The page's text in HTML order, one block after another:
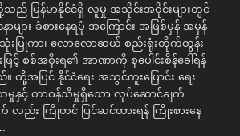
မြန်မာနိုင်ငံရှိ လူမှု အသိုင်းအဝိုင်းများတွင်
များ ခံစားနေရပုံ အကြောင်း အဖြစ်မှန် အမှန်
သုံးပြုကာ၊ လောလောဆယ် စည်းရုံးတိုက်တွန်း
ဖြင့် စစ်အစိုးရ၏ အာဏာကို စုပေါင်းစိန်ခေါ်ရန်
။ ထို့အပြင် နိုင်ငံရေး အသွင်ကူးပြောင်း ရေး
မှုနှင့် တာဝန်သိမှုရှိသော လုပ်ဆောင်ချက်
ည်း ကြိုတင် ပြင်ဆင်ထားရန် ကြိုးစားနေ